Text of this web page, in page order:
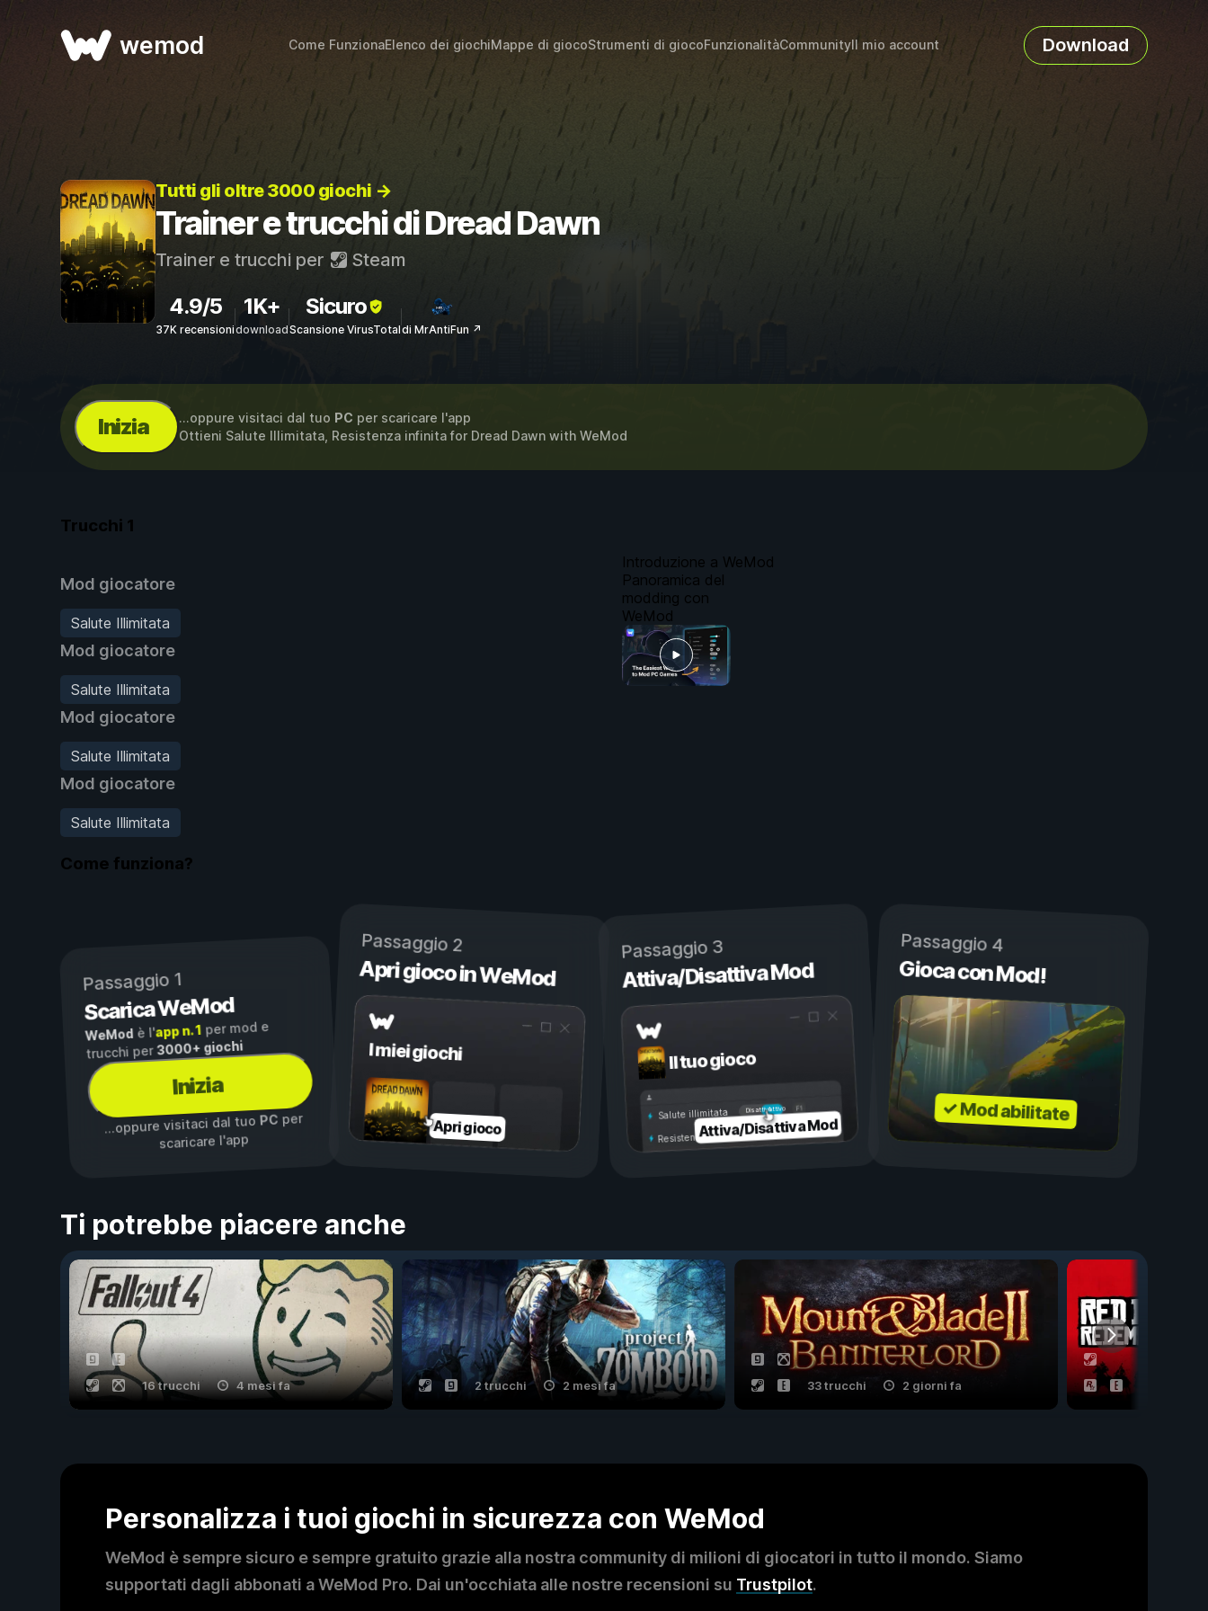
wemod Come FunzionaElenco dei giochiMappe di giocoStrumenti di giocoFunzionalitàCommunityIl mio account Download
Tutti gli oltre 3000 giochi →
Trainer e trucchi di Dread Dawn
Trainer e trucchi per Steam
4.9/5
37K recensioni
1K+
download
Sicuro
Scansione VirusTotaldi MrAntiFun ↗
Inizia ...oppure visitaci dal tuo PC per scaricare l'app
Ottieni Salute Illimitata, Resistenza infinita for Dread Dawn with WeMod
Trucchi 1
Mod giocatore
Salute Illimitata
Mod giocatore
Salute Illimitata
Mod giocatore
Salute Illimitata
Mod giocatore
Salute Illimitata
Introduzione a WeMod
Panoramica del
modding con
WeMod
Come funziona?
Passaggio 1
Scarica WeMod
WeMod è l'app n. 1per mod e
trucchi per3000+ giochi
Inizia
...oppure visitaci dal tuo PCper
scaricare l'app
Passaggio 2
Apri gioco in WeMod
I miei giochi
Apri gioco
Passaggio 3
Attiva/Disattiva Mod
Il tuo gioco
Attivo
Disattivo
Salute illimitata
Resistenza illimitata
Attiva/Disattiva Mod
Passaggio 4
Gioca con Mod!
✓ Mod abilitate
Ti potrebbe piacere anche
16 trucchi 4 mesi fa 2 trucchi 2 mesi fa 33 trucchi 2 giorni fa
Personalizza i tuoi giochi in sicurezza con WeMod
WeMod è sempre sicuro e sempre gratuito grazie alla nostra community di milioni di giocatori in tutto il mondo. Siamo
supportati dagli abbonati a WeMod Pro. Dai un'occhiata alle nostre recensioni su Trustpilot.